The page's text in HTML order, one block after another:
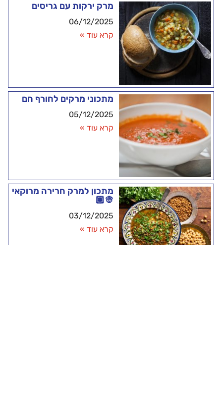
מרק ירקות עם גריסים
06/12/2025
קרא עוד »
מתכוני מרקים לחורף חם
05/12/2025
קרא עוד »
מתכון למרק חרירה מרוקאי
👳🏽
03/12/2025
קרא עוד »